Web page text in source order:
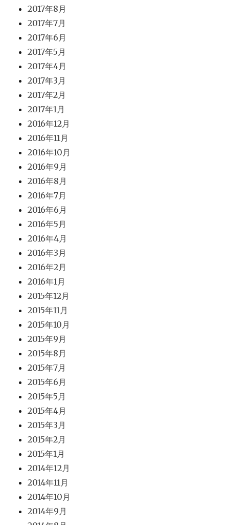
2017年8月
2017年7月
2017年6月
2017年5月
2017年4月
2017年3月
2017年2月
2017年1月
2016年12月
2016年11月
2016年10月
2016年9月
2016年8月
2016年7月
2016年6月
2016年5月
2016年4月
2016年3月
2016年2月
2016年1月
2015年12月
2015年11月
2015年10月
2015年9月
2015年8月
2015年7月
2015年6月
2015年5月
2015年4月
2015年3月
2015年2月
2015年1月
2014年12月
2014年11月
2014年10月
2014年9月